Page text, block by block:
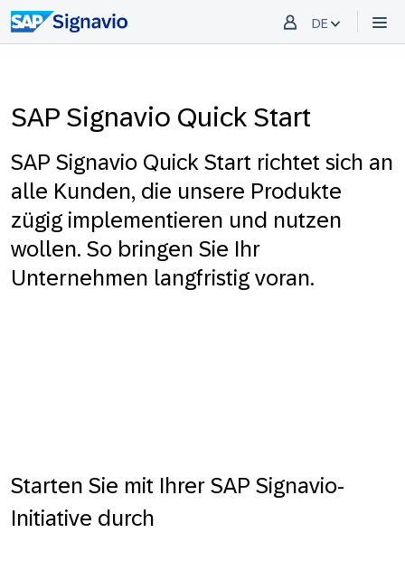
DE
SAP Signavio Quick Start
SAP Signavio Quick Start richtet sich an
alle Kunden, die unsere Produkte
zügig implementieren und nutzen
wollen. So bringen Sie Ihr
Unternehmen langfristig voran.
Starten Sie mit Ihrer SAP Signavio-
Initiative durch